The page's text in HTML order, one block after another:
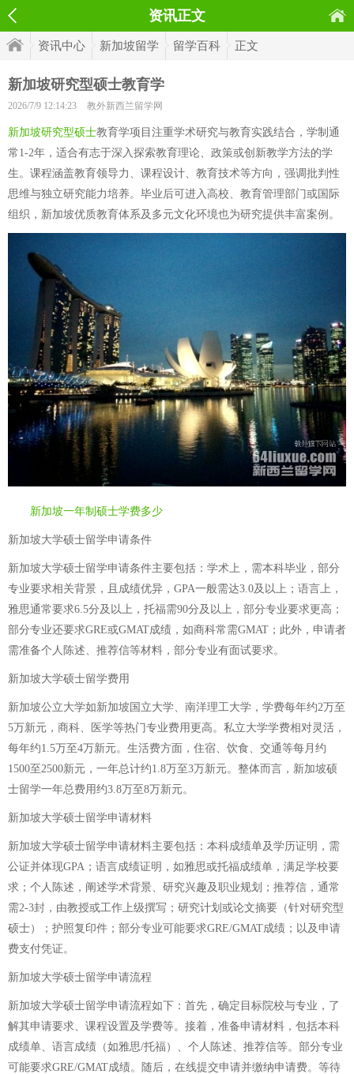
资讯正文
资讯中心 新加坡留学 留学百科 正文
新加坡研究型硕士教育学
2026/7/9 12:14:23 教外新西兰留学网
新加坡研究型硕士教育学项目注重学术研究与教育实践结合，学制通
常1-2年，适合有志于深入探索教育理论、政策或创新教学方法的学
生。课程涵盖教育领导力、课程设计、教育技术等方向，强调批判性
思维与独立研究能力培养。毕业后可进入高校、教育管理部门或国际
组织，新加坡优质教育体系及多元文化环境也为研究提供丰富案例。
新加坡一年制硕士学费多少
新加坡大学硕士留学申请条件
新加坡大学硕士留学申请条件主要包括：学术上，需本科毕业，部分
专业要求相关背景，且成绩优异，GPA一般需达3.0及以上；语言上，
雅思通常要求6.5分及以上，托福需90分及以上，部分专业要求更高；
部分专业还要求GRE或GMAT成绩，如商科常需GMAT；此外，申请者
需准备个人陈述、推荐信等材料，部分专业有面试要求。
新加坡大学硕士留学费用
新加坡公立大学如新加坡国立大学、南洋理工大学，学费每年约2万至
5万新元，商科、医学等热门专业费用更高。私立大学学费相对灵活，
每年约1.5万至4万新元。生活费方面，住宿、饮食、交通等每月约
1500至2500新元，一年总计约1.8万至3万新元。整体而言，新加坡硕
士留学一年总费用约3.8万至8万新元。
新加坡大学硕士留学申请材料
新加坡大学硕士留学申请材料主要包括：本科成绩单及学历证明，需
公证并体现GPA；语言成绩证明，如雅思或托福成绩单，满足学校要
求；个人陈述，阐述学术背景、研究兴趣及职业规划；推荐信，通常
需2-3封，由教授或工作上级撰写；研究计划或论文摘要（针对研究型
硕士）；护照复印件；部分专业可能要求GRE/GMAT成绩；以及申请
费支付凭证。
新加坡大学硕士留学申请流程
新加坡大学硕士留学申请流程如下：首先，确定目标院校与专业，了
解其申请要求、课程设置及学费等。接着，准备申请材料，包括本科
成绩单、语言成绩（如雅思/托福）、个人陈述、推荐信等。部分专业
可能要求GRE/GMAT成绩。随后，在线提交申请并缴纳申请费。等待